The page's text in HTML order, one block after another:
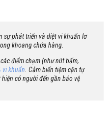
sự phát triển và diệt vi khuẩn lơ
khoang chứa hàng.
điểm chạm (như nút bấm,
vi khuẩn. Cảm biến tiệm cận tự
có người đến gần bảo vệ